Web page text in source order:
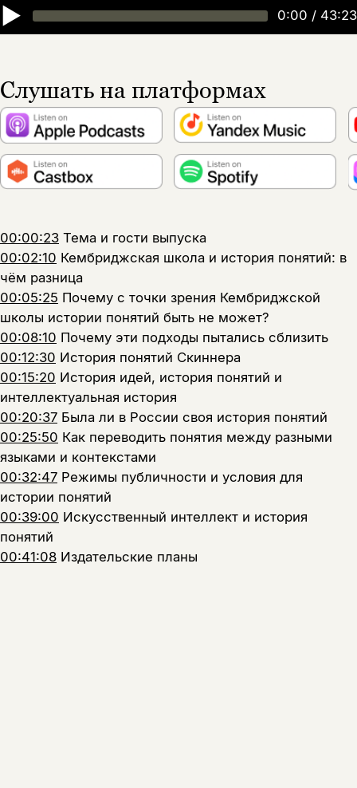
▶ 0:00 / 43:23
Слушать на платформах
00:00:23 Тема и гости выпуска
00:02:10 Кембриджская школа и история понятий: в
чём разница
00:05:25 Почему с точки зрения Кембриджской
школы истории понятий быть не может?
00:08:10 Почему эти подходы пытались сблизить
00:12:30 История понятий Скиннера
00:15:20 История идей, история понятий и
интеллектуальная история
00:20:37 Была ли в России своя история понятий
00:25:50 Как переводить понятия между разными
языками и контекстами
00:32:47 Режимы публичности и условия для
истории понятий
00:39:00 Искусственный интеллект и история
понятий
00:41:08 Издательские планы